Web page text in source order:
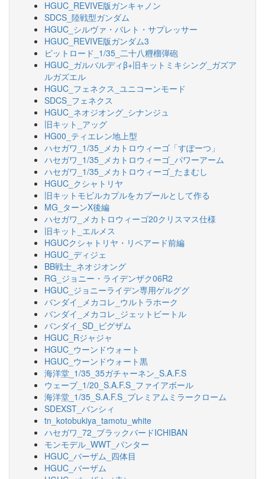
HGUC_REVIVE版ガンキャノン
SDCS_陸戦型ガンダム
HGUC_シルヴァ・バレト・サプレッサー
HGUC_REVIVE版ガンダム3
ピットロード_1/35_二十八糎榴弾砲
HGUC_ガルバルディβ+旧キットミキシング_ガズア
ルガズエル
HGUC_フェネクス_ユニコーンモード
SDCS_フェネクス
HGUC_ネオジオング_シナンジュ
旧キット_アッグ
HG00_ティエレン地上型
ハセガワ_1/35_メカトロウィーゴ「すぽーつ」
ハセガワ_1/35_メカトロウィーゴ_パワーアーム
ハセガワ_1/35_メカトロウィーゴ_たまむし
HGUC_クシャトリヤ
旧キットモビルカプルをカプールとして作る
MG_ターンX後編
ハセガワ_メカトロウィーゴ20クリスマス仕様
旧キット_エルメス
HGUCクシャトリヤ・リペアード前編
HGUC_ディジェ
BB戦士_ネオジオング
RG_ジョニー・ライデンザク06R2
HGUC_ジョニーライデン専用ゲルググ
バンダイ_メカコレ_ウルトラホーク
バンダイ_メカコレ_ジェットビートル
バンダイ_SD_ビグザム
HGUC_Rジャジャ
HGUC_ウーンドウォート
HGUC_ウーンドウォート黒
海洋堂_1/35_35ガチャーネン_S.A.F.S
ウェーブ_1/20_S.A.F.S_ファイアボール
海洋堂_1/35_S.A.F.S_プレミアムミラークローム
SDEXST_バンシィ
tn_kotobukiya_tamotu_white
ハセガワ_72_ブラックバードICHIBAN
モンモデル_WWT_パンター
HGUC_バーザム_四体目
HGUC_バーザム